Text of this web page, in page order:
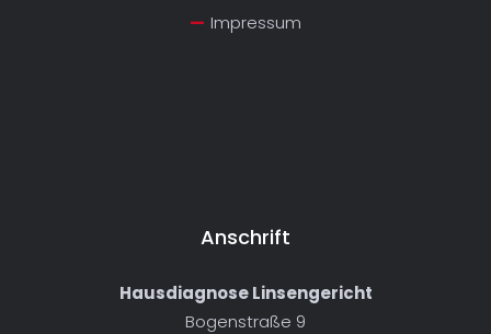
Impressum
Anschrift
Hausdiagnose Linsengericht
Bogenstraße 9